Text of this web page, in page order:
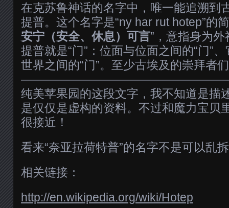
在克苏鲁神话的名字中，唯一能追溯到
提普。这个名字是“ny har rut hotep”的
安宁（安全、休息）可言”，意指身为
提普就是“门”：位面与位面之间的“门”
世界之间的“门”。至少古埃及的崇拜者
纯美苹果园的这段文字，我不知道是描
是仅仅是虚构的资料。不过和魔力宝贝
很接近！
看来“奈亚拉荷特普”的名字不是可以
相关链接：
http://en.wikipedia.org/wiki/Hotep